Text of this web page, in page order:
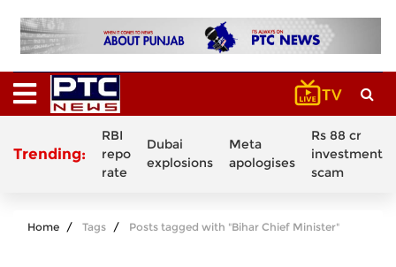
Trending:
RBI
repo
rate
Dubai
explosions
Meta
apologises
Rs 88 cr
investment
scam
Home Tags Posts tagged with "Bihar Chief Minister"